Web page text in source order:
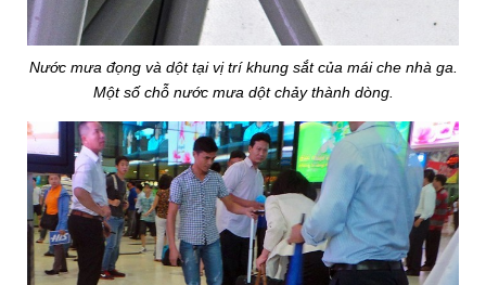
Nước mưa đọng và dột tại vị trí khung sắt của mái che nhà ga.
Một số chỗ nước mưa dột chảy thành dòng.